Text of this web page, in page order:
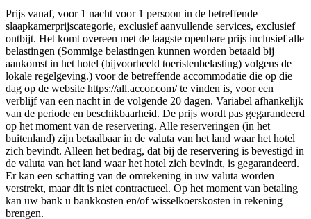
Prijs vanaf, voor 1 nacht voor 1 persoon in de betreffende
slaapkamerprijscategorie, exclusief aanvullende services, exclusief
ontbijt. Het komt overeen met de laagste openbare prijs inclusief alle
belastingen (Sommige belastingen kunnen worden betaald bij
aankomst in het hotel (bijvoorbeeld toeristenbelasting) volgens de
lokale regelgeving.) voor de betreffende accommodatie die op die
dag op de website https://all.accor.com/ te vinden is, voor een
verblijf van een nacht in de volgende 20 dagen. Variabel afhankelijk
van de periode en beschikbaarheid. De prijs wordt pas gegarandeerd
op het moment van de reservering. Alle reserveringen (in het
buitenland) zijn betaalbaar in de valuta van het land waar het hotel
zich bevindt. Alleen het bedrag, dat bij de reservering is bevestigd in
de valuta van het land waar het hotel zich bevindt, is gegarandeerd.
Er kan een schatting van de omrekening in uw valuta worden
verstrekt, maar dit is niet contractueel. Op het moment van betaling
kan uw bank u bankkosten en/of wisselkoerskosten in rekening
brengen.